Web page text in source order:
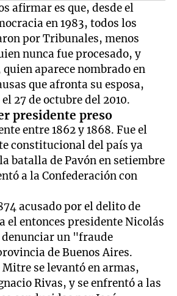
afirmar es que, desde el
en 1983, todos los
por Tribunales, menos
nunca fue procesado, y
aparece nombrado en
que afronta su esposa,
27 de octubre del 2010.
presidente preso
entre 1862 y 1868. Fue el
constitucional del país ya
batalla de Pavón en setiembre
a la Confederación con
acusado por el delito de
el entonces presidente Nicolás
un "fraude
de Buenos Aires.
se levantó en armas,
Rivas, y se enfrentó a las